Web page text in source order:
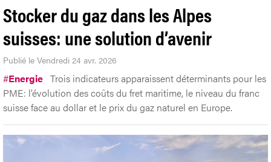
Stocker du gaz dans les Alpes
suisses: une solution d’avenir
Publié le Vendredi 24 avr. 2026
#Energie Trois indicateurs apparaissent déterminants pour les
PME: l’évolution des coûts du fret maritime, le niveau du franc
suisse face au dollar et le prix du gaz naturel en Europe.